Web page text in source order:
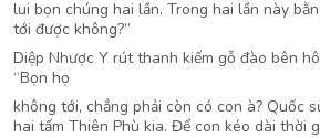
lui bọn chúng hai lần. Trong hai lần này
tới được không?”
Diệp Nhược Y rút thanh kiếm gỗ đào bên
“Bọn họ
không tới, chẳng phải còn có con à? Quốc
hai tấm Thiên Phù kia. Để con kéo dài thời